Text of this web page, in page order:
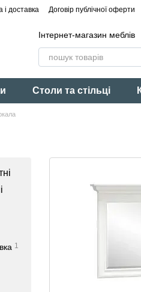
і доставка Договір публічної оферти
Інтернет-магазин меблів
Столи та стільці
1